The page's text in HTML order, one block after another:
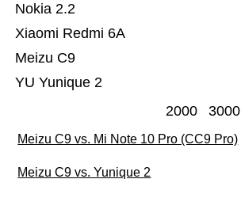
YU Yunique 2
Meizu C9
Xiaomi Redmi 6A
Nokia 2.2
2000 3000
Meizu C9 vs. Mi Note 10 Pro (CC9 Pro)
Meizu C9 vs. Yunique 2